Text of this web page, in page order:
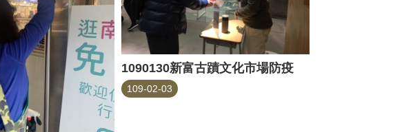
1090130新富古蹟文化市場防疫
109-02-03